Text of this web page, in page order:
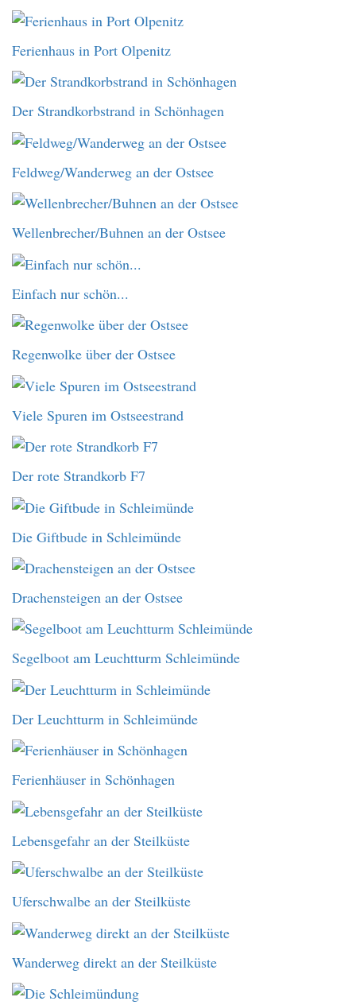
Ferienhaus in Port Olpenitz
Der Strandkorbstrand in Schönhagen
Feldweg/Wanderweg an der Ostsee
Wellenbrecher/Buhnen an der Ostsee
Einfach nur schön...
Regenwolke über der Ostsee
Viele Spuren im Ostseestrand
Der rote Strandkorb F7
Die Giftbude in Schleimünde
Drachensteigen an der Ostsee
Segelboot am Leuchtturm Schleimünde
Der Leuchtturm in Schleimünde
Ferienhäuser in Schönhagen
Lebensgefahr an der Steilküste
Uferschwalbe an der Steilküste
Wanderweg direkt an der Steilküste